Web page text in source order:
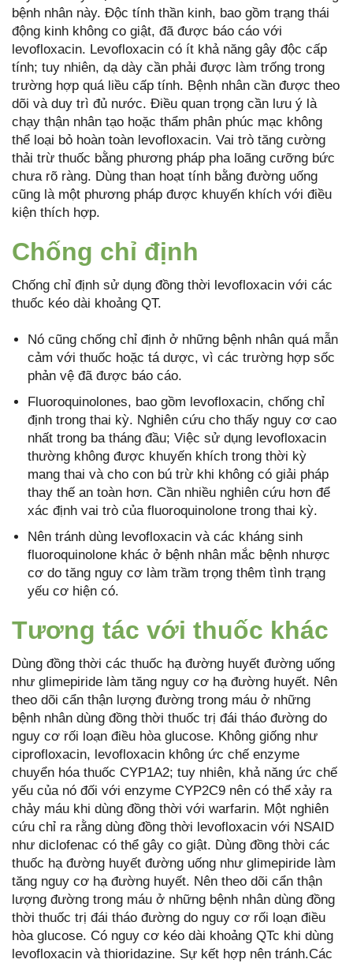
bệnh nhân này. Độc tính thần kinh, bao gồm trạng thái
động kinh không co giật, đã được báo cáo với
levofloxacin. Levofloxacin có ít khả năng gây độc cấp
tính; tuy nhiên, dạ dày cần phải được làm trống trong
trường hợp quá liều cấp tính. Bệnh nhân cần được theo
dõi và duy trì đủ nước. Điều quan trọng cần lưu ý là
chạy thận nhân tạo hoặc thẩm phân phúc mạc không
thể loại bỏ hoàn toàn levofloxacin. Vai trò tăng cường
thải trừ thuốc bằng phương pháp pha loãng cưỡng bức
chưa rõ ràng. Dùng than hoạt tính bằng đường uống
cũng là một phương pháp được khuyến khích với điều
kiện thích hợp.
Chống chỉ định
Chống chỉ định sử dụng đồng thời levofloxacin với các
thuốc kéo dài khoảng QT.
Nó cũng chống chỉ định ở những bệnh nhân quá mẫn
cảm với thuốc hoặc tá dược, vì các trường hợp sốc
phản vệ đã được báo cáo.
Fluoroquinolones, bao gồm levofloxacin, chống chỉ
định trong thai kỳ. Nghiên cứu cho thấy nguy cơ cao
nhất trong ba tháng đầu; Việc sử dụng levofloxacin
thường không được khuyến khích trong thời kỳ
mang thai và cho con bú trừ khi không có giải pháp
thay thế an toàn hơn. Cần nhiều nghiên cứu hơn để
xác định vai trò của fluoroquinolone trong thai kỳ.
Nên tránh dùng levofloxacin và các kháng sinh
fluoroquinolone khác ở bệnh nhân mắc bệnh nhược
cơ do tăng nguy cơ làm trầm trọng thêm tình trạng
yếu cơ hiện có.
Tương tác với thuốc khác
Dùng đồng thời các thuốc hạ đường huyết đường uống
như glimepiride làm tăng nguy cơ hạ đường huyết. Nên
theo dõi cẩn thận lượng đường trong máu ở những
bệnh nhân dùng đồng thời thuốc trị đái tháo đường do
nguy cơ rối loạn điều hòa glucose. Không giống như
ciprofloxacin, levofloxacin không ức chế enzyme
chuyển hóa thuốc CYP1A2; tuy nhiên, khả năng ức chế
yếu của nó đối với enzyme CYP2C9 nên có thể xảy ra
chảy máu khi dùng đồng thời với warfarin. Một nghiên
cứu chỉ ra rằng dùng đồng thời levofloxacin với NSAID
như diclofenac có thể gây co giật. Dùng đồng thời các
thuốc hạ đường huyết đường uống như glimepiride làm
tăng nguy cơ hạ đường huyết. Nên theo dõi cẩn thận
lượng đường trong máu ở những bệnh nhân dùng đồng
thời thuốc trị đái tháo đường do nguy cơ rối loạn điều
hòa glucose. Có nguy cơ kéo dài khoảng QTc khi dùng
levofloxacin và thioridazine. Sự kết hợp nên tránh.Các